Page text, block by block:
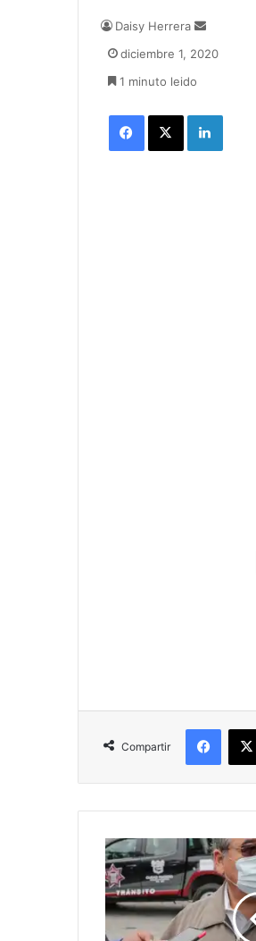
Daisy Herrera
n
e
diciembre 1, 2020
1 minuto leido
Facebook X LinkedIn
Compartir